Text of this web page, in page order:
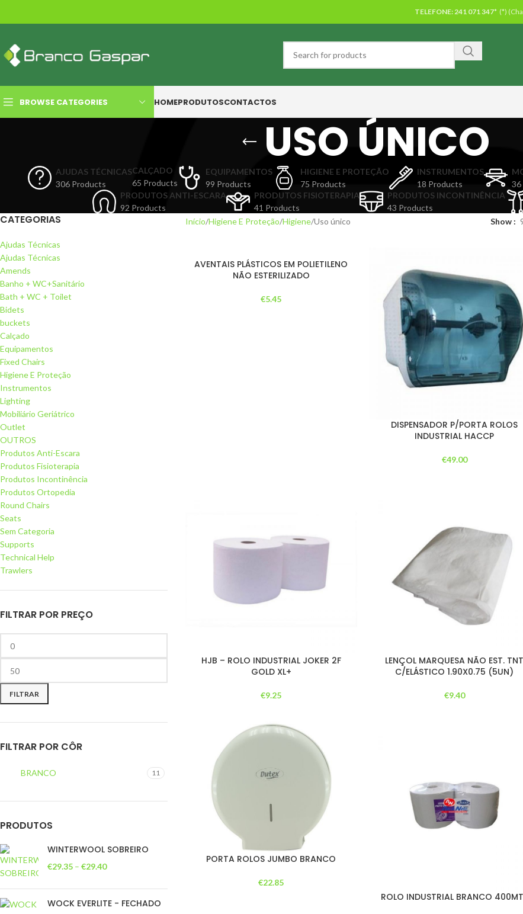
TELEFONE:241 071 347* (*)
BROWSE CATEGORIES HOMEPRODUTOSCONTACTOS
USO ÚNICO
AJUDAS TÉCNICAS
306 Products
CALÇADO
65 Products
EQUIPAMENTOS
99 Products
HIGIENE E PROTEÇÃO
75 Products
INSTRUMENTOS
18 Products
36
PRODUTOS ANTI-ESCARA
92 Products
PRODUTOS FISIOTERAPIA
41 Products
PRODUTOS INCONTINÊNCIA
43 Products
CATEGORIAS
Ajudas Técnicas
Ajudas Técnicas
Amends
Banho + WC+Sanitário
Bath + WC + Toilet
Bidets
buckets
Calçado
Equipamentos
Fixed Chairs
Higiene E Proteção
Instrumentos
Lighting
Mobiliário Geriátrico
Outlet
OUTROS
Produtos Anti-Escara
Produtos Fisioterapia
Produtos Incontinência
Produtos Ortopedia
Round Chairs
Seats
Sem Categoria
Supports
Technical Help
Trawlers
FILTRAR POR PREÇO
FILTRAR
FILTRAR POR CÔR
BRANCO 11
PRODUTOS
WINTERWOOL SOBREIRO
€29.35 – €29.40
WOCK EVERLITE - FECHADO
Início Higiene E Proteção Higiene Uso único Show
AVENTAIS PLÁSTICOS EM POLIETILENO
NÃO ESTERILIZADO
€5.45
DISPENSADOR P/PORTA ROLOS
INDUSTRIAL HACCP
€49.00
HJB – ROLO INDUSTRIAL JOKER 2F
GOLD XL+
€9.25
LENÇOL MARQUESA NÃO EST. TNT
C/ELÁSTICO 1.90X0.75 (5UN)
€9.40
PORTA ROLOS JUMBO BRANCO
€22.85
ROLO INDUSTRIAL BRANCO